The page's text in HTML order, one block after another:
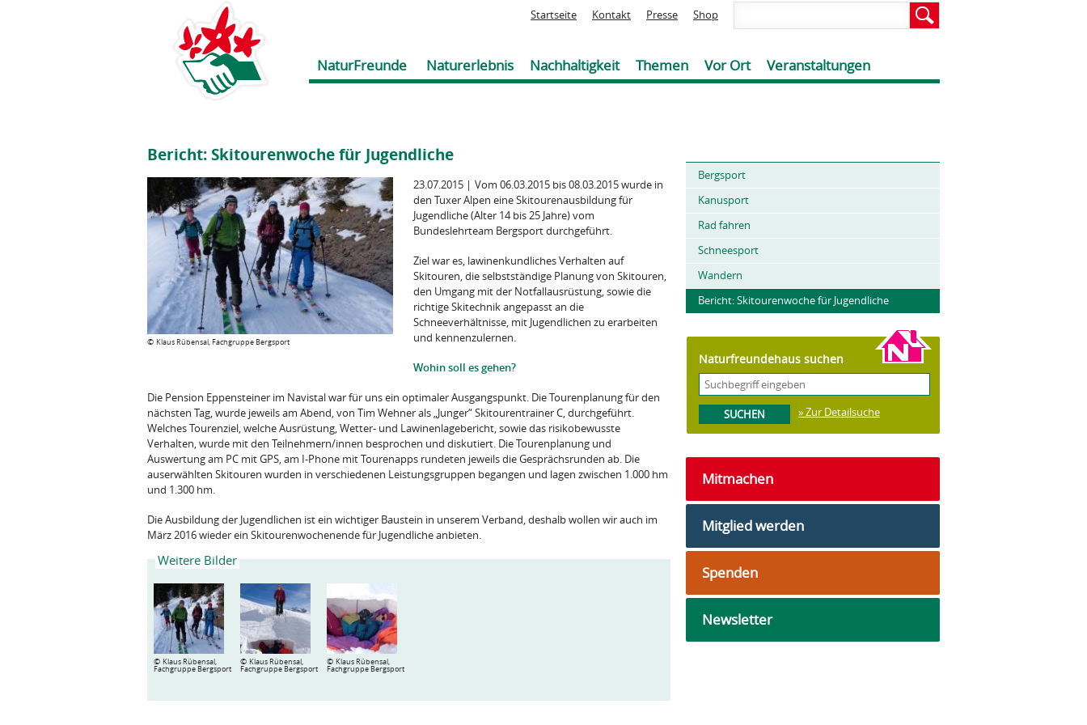
Jump to navigation
Startseite Kontakt Presse Shop
NaturFreunde Naturerlebnis Nachhaltigkeit Themen Vor Ort Veranstaltungen
Bericht: Skitourenwoche für Jugendliche
© Klaus Rübensal, Fachgruppe Bergsport
23.07.2015 | Vom 06.03.2015 bis 08.03.2015 wurde in
den Tuxer Alpen eine Skitourenausbildung für
Jugendliche (Alter 14 bis 25 Jahre) vom
Bundeslehrteam Bergsport durchgeführt.
Ziel war es, lawinenkundliches Verhalten auf
Skitouren, die selbstständige Planung von Skitouren,
den Umgang mit der Notfallausrüstung, sowie die
richtige Skitechnik angepasst an die
Schneeverhältnisse, mit Jugendlichen zu erarbeiten
und kennenzulernen.
Wohin soll es gehen?
Die Pension Eppensteiner im Navistal war für uns ein optimaler Ausgangspunkt. Die Tourenplanung für den
nächsten Tag, wurde jeweils am Abend, von Tim Wehner als „Junger“ Skitourentrainer C, durchgeführt.
Welches Tourenziel, welche Ausrüstung, Wetter- und Lawinenlagebericht, sowie das risikobewusste
Verhalten, wurde mit den Teilnehmern/innen besprochen und diskutiert. Die Tourenplanung und
Auswertung am PC mit GPS, am I-Phone mit Tourenapps rundeten jeweils die Gesprächsrunden ab. Die
auserwählten Skitouren wurden in verschiedenen Leistungsgruppen begangen und lagen zwischen 1.000 hm
und 1.300 hm.
Die Ausbildung der Jugendlichen ist ein wichtiger Baustein in unserem Verband, deshalb wollen wir auch im
März 2016 wieder ein Skitourenwochenende für Jugendliche anbieten.
Weitere Bilder
© Klaus Rübensal,
Fachgruppe Bergsport
© Klaus Rübensal,
Fachgruppe Bergsport
© Klaus Rübensal,
Fachgruppe Bergsport
Sie
sind
hier
Bergsport
Kanusport
Rad fahren
Schneesport
Wandern
Bericht: Skitourenwoche für Jugendliche
Naturfreundehaus suchen
» Zur Detailsuche
Mitmachen
Mitglied werden
Spenden
Newsletter